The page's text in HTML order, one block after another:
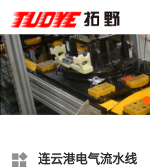
连云港电气流水线